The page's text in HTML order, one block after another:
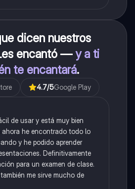
dicen nuestros
encantó —y a ti
te encantará.
4.7/5Google Play
de usar y está muy bien
he encontrado todo lo
y he podido aprender
Definitivamente
para un examen de clase.
me sirve mucho de